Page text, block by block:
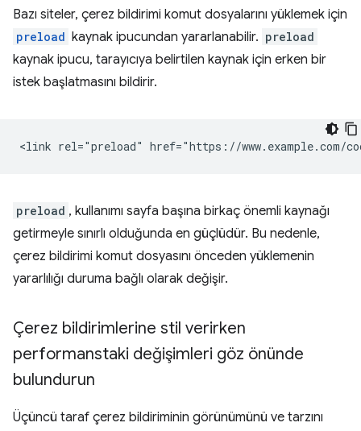
Bazı siteler, çerez bildirimi komut dosyalarını yüklemek için
preload kaynak ipucundan yararlanabilir. preload
kaynak ipucu, tarayıcıya belirtilen kaynak için erken bir
istek başlatmasını bildirir.
preload , kullanımı sayfa başına birkaç önemli kaynağı
getirmeyle sınırlı olduğunda en güçlüdür. Bu nedenle,
çerez bildirimi komut dosyasını önceden yüklemenin
yararlılığı duruma bağlı olarak değişir.
Çerez bildirimlerine stil verirken
performanstaki değişimleri göz önünde
bulundurun
Üçüncü taraf çerez bildiriminin görünümünü ve tarzını